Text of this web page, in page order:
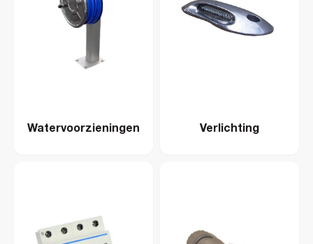
Watervoorzieningen Verlichting